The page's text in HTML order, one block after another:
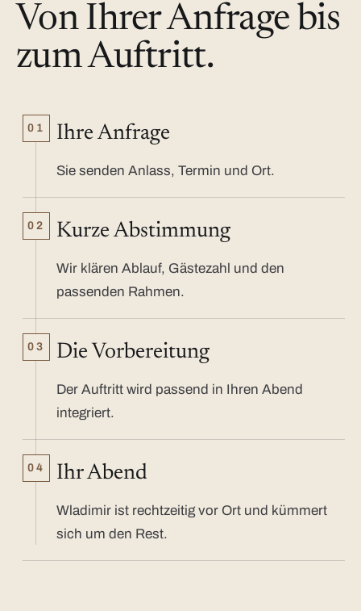
Von Ihrer Anfrage bis
zum Auftritt.
01 Ihre Anfrage
Sie senden Anlass, Termin und Ort.
02 Kurze Abstimmung
Wir klären Ablauf, Gästezahl und den
passenden Rahmen.
03 Die Vorbereitung
Der Auftritt wird passend in Ihren Abend
integriert.
04 Ihr Abend
Wladimir ist rechtzeitig vor Ort und kümmert
sich um den Rest.